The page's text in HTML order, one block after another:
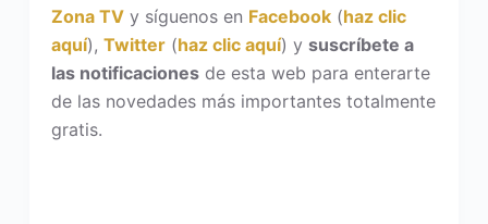
Zona TVy síguenos en Facebook(haz clic
aquí), Twitter(haz clic aquí) y suscríbete a
las notificacionesde esta web para enterarte
de las novedades más importantes totalmente
gratis.